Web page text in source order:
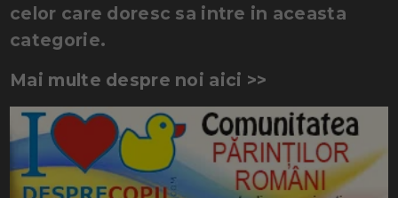
celor care doresc sa intre in aceasta
categorie.
Mai multe despre noi aici >>